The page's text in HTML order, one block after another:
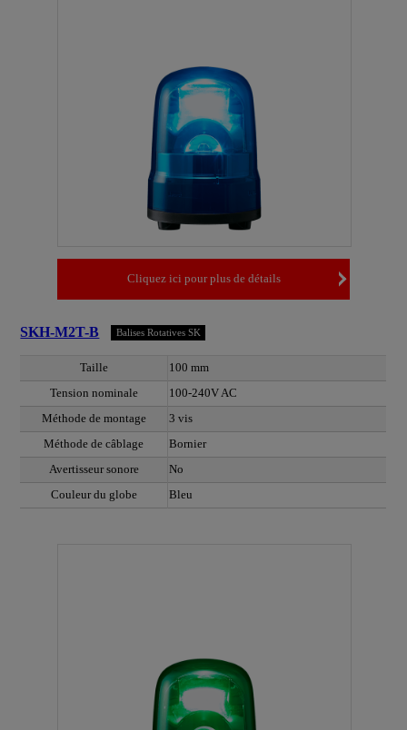
Cliquez ici pour plus de détails
SKH-M2T-B Balises Rotatives SK
Taille
100 mm
Tension nominale
100-240V AC
Méthode de montage
3 vis
Méthode de câblage
Bornier
Avertisseur sonore
No
Couleur du globe
Bleu